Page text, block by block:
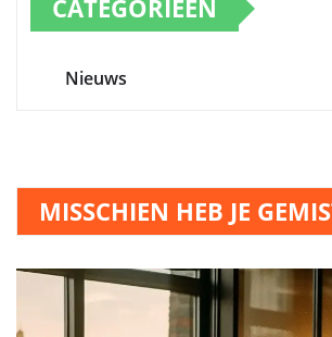
CATEGORIEËN
Nieuws
MISSCHIEN HEB JE